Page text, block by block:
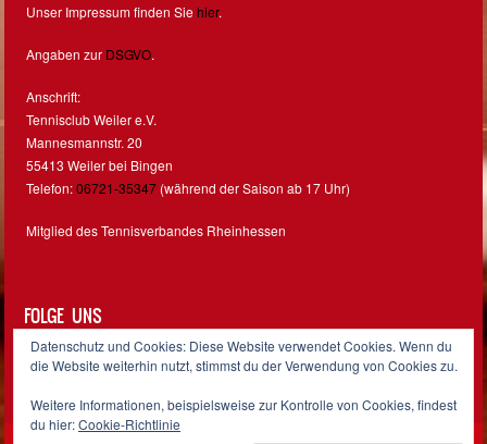
Unser Impressum finden Siehier.
Angaben zur DSGVO.
Anschrift:
Tennisclub Weiler e.V.
Mannesmannstr. 20
55413 Weiler bei Bingen
Telefon:06721-35347 (während der Saison ab 17 Uhr)
Mitglied des Tennisverbandes Rheinhessen
FOLGE UNS
FacebookInstagram
Datenschutz und Cookies: Diese Website verwendet Cookies. Wenn du
die Website weiterhin nutzt, stimmst du der Verwendung von Cookies zu.
Weitere Informationen, beispielsweise zur Kontrolle von Cookies, findest
du hier:Cookie-Richtlinie